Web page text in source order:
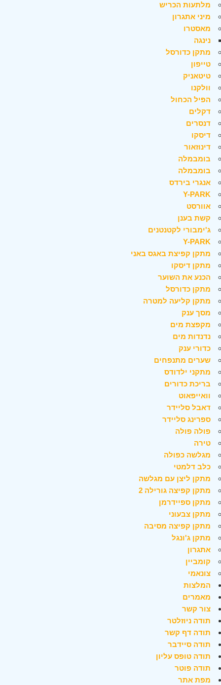
מלתעות הכריש
מיני אתגרון
מאסטרו
נינגה
מתקן כדורסל
טייפון
טיטאניק
וולקנו
הפיל הכחול
דקלים
דנסרים
דיסקו
דינוזאור
בומבמלה
בומבמלה
אנגרי בירדס
Y-PARK
אוורסט
קשת בענן
ג'ימבורי לקטנטנים
Y-PARK
מתקן קפיצת באגס באני
מתקן דיסקו
הכנע את השוער
מתקן כדורסל
מתקן קליעה למטרה
מסך ענק
מקפצת מים
נדנדות מים
כדורי ענק
שערים מתנפחים
מתקני ילדודס
בריכת כדורים
וואייפאוט
דאבל סליידר
ספרינג סליידר
פולה פולה
טירה
מגלשה כפולה
כלב דלמטי
מתקן ליצן עם מגלשה
מתקן קפיצה גורילה 2
מתקן ספיידרמן
מתקן צבעוני
מתקן קפיצה מסיבה
מתקן ג'ונגל
אתגרון
קומביין
צונאמי
המלצות
מאמרים
צור קשר
תודה ניוזלטר
תודה דף קשר
תודה סיידבר
תודה טופס עליון
תודה פוטר
מפת אתר